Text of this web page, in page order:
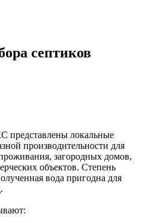
септиков
представлены локальные
производительности для
загородных домов,
объектов. Степень
вода пригодна для